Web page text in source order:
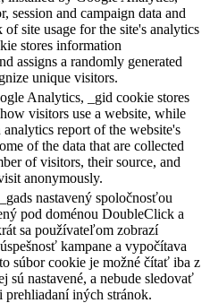
session and campaign data and
of site usage for the site's analytics
stores information
assigns a randomly generated
unique visitors.
Analytics, _gid cookie stores
visitors use a website, while
analytics report of the website's
of the data that are collected
of visitors, their source, and
anonymously.
nastavený spoločnosťou
pod doménou DoubleClick a
sa používateľom zobrazí
kampane a vypočítava
súbor cookie je možné čítať iba z
sú nastavené, a nebude sledovať
prehliadaní iných stránok.